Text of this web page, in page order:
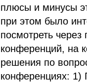
плюсы и минусы
при этом было
посмотреть
конференций, на
решения по
конференциях: 1)